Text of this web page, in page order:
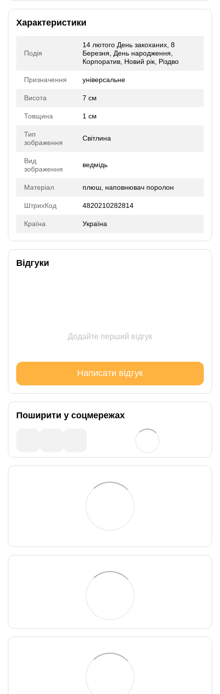
Характеристики
Подія
14 лютого День закоханих, 8
Березня, День народження,
Корпоратив, Новий рік, Різдво
Призначення універсальне
Висота 7 см
Товщина 1 см
Тип
зображення
Світлина
Вид
зображення
ведмідь
Матеріал плюш, наповнювач поролон
ШтрихКод 4820210282814
Країна Україна
Відгуки
Додайте перший відгук
Написати відгук
Поширити у соцмережах